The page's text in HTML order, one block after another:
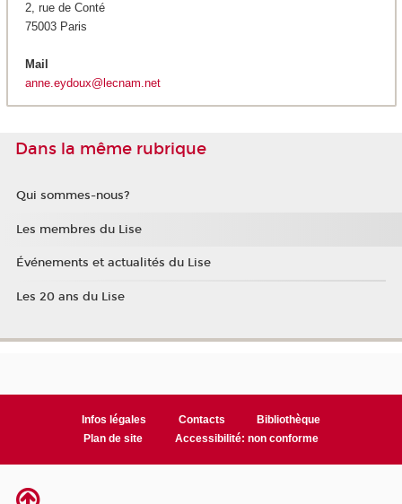
2, rue de Conté
75003 Paris
Mail
anne.eydoux@lecnam.net
Dans la même rubrique
Qui sommes-nous?
Les membres du Lise
Événements et actualités du Lise
Les 20 ans du Lise
Infos légales Contacts
Bibliothèque
Plan de site
Accessibilité: non conforme